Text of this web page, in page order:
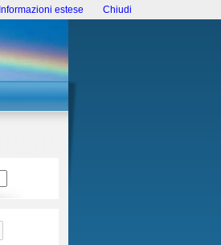
Informazioni estese Chiudi